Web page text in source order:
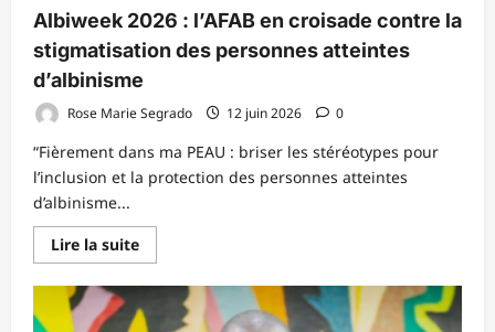
DU
JEUDI
18
JUIN
2026
Albiweek 2026 : l’AFAB en croisade contre la
stigmatisation des personnes atteintes
d’albinisme
Rose Marie Segrado 12 juin 2026 0
“Fièrement dans ma PEAU : briser les stéréotypes pour
l’inclusion et la protection des personnes atteintes
d’albinisme...
Lire la suiteEn
savoir
sur
Albiweek
2026